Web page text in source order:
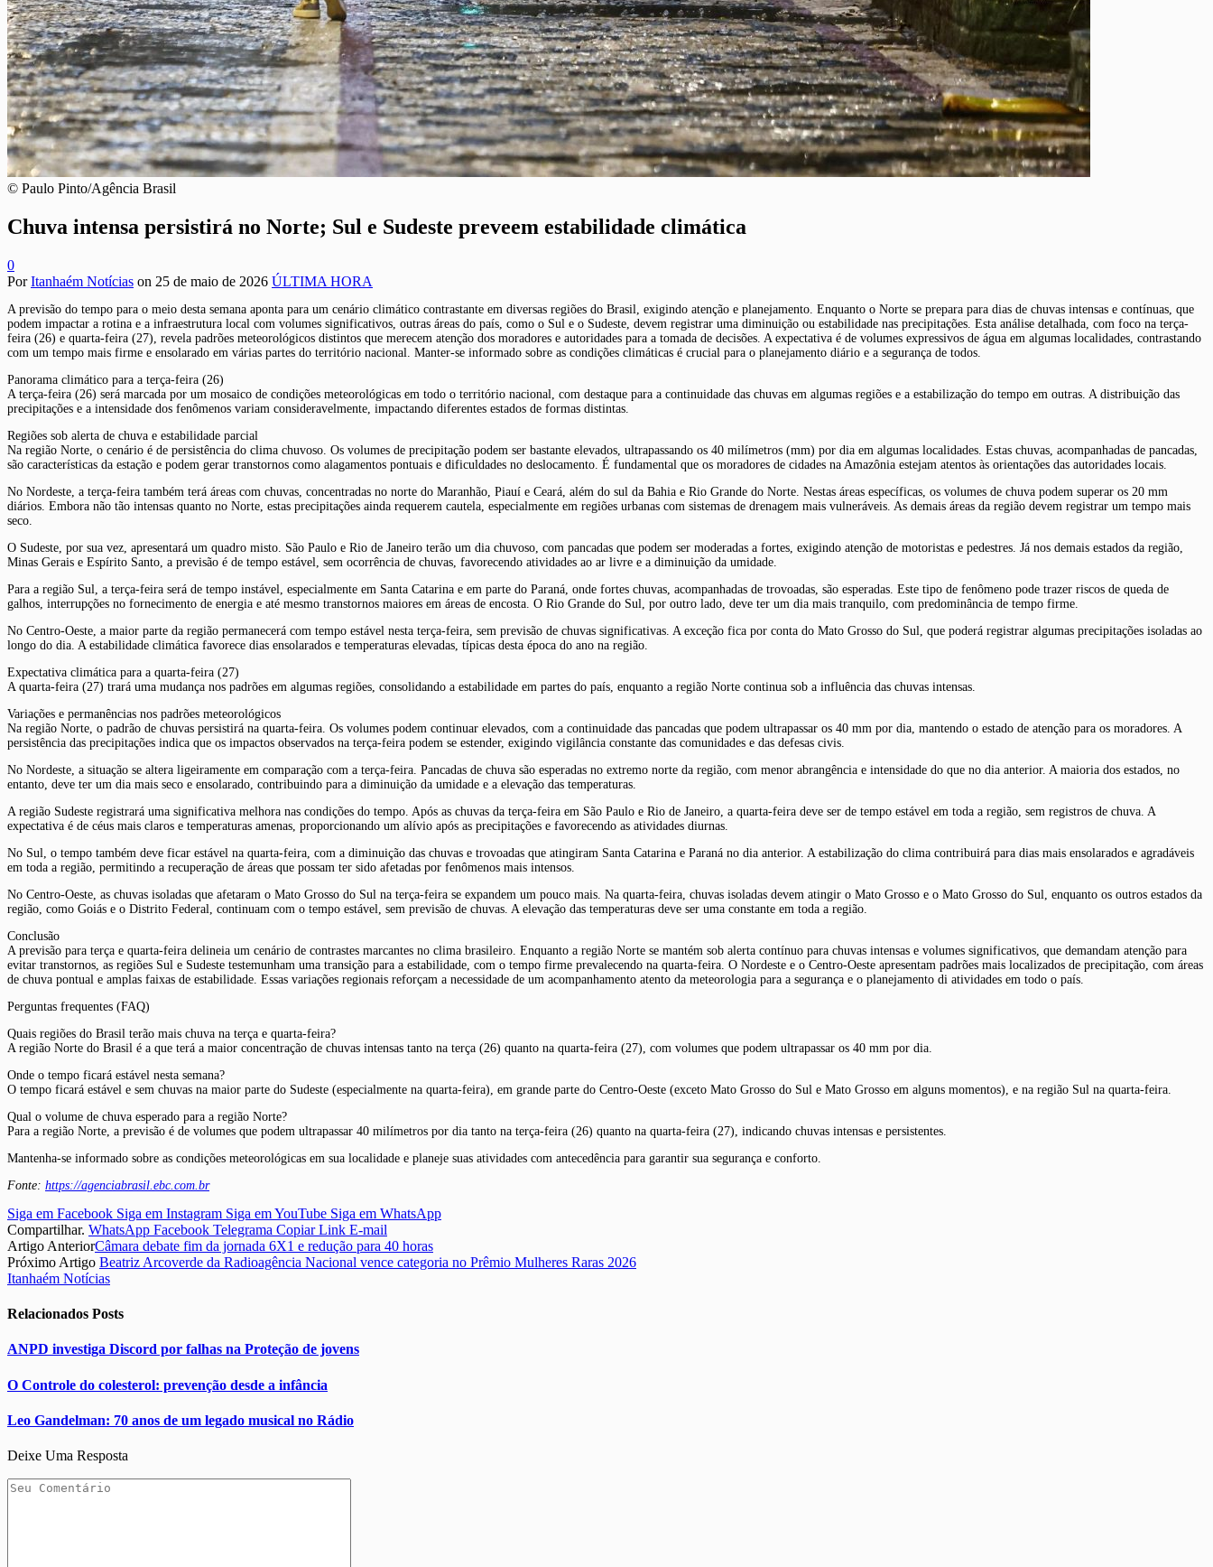
© Paulo Pinto/Agência Brasil
Chuva intensa persistirá no Norte; Sul e Sudeste preveem estabilidade climática
0
PorItanhaém Notícias on 25 de maio de 2026 ÚLTIMA HORA
A previsão do tempo para o meio desta semana aponta para um cenário climático contrastante em diversas regiões do Brasil, exigindo atenção e planejamento. Enquanto o Norte se prepara para dias de chuvas intensas e contínuas, que
podem impactar a rotina e a infraestrutura local com volumes significativos, outras áreas do país, como o Sul e o Sudeste, devem registrar uma diminuição ou estabilidade nas precipitações. Esta análise detalhada, com foco na terça-
feira (26) e quarta-feira (27), revela padrões meteorológicos distintos que merecem atenção dos moradores e autoridades para a tomada de decisões. A expectativa é de volumes expressivos de água em algumas localidades, contrastando
com um tempo mais firme e ensolarado em várias partes do território nacional. Manter-se informado sobre as condições climáticas é crucial para o planejamento diário e a segurança de todos.
Panorama climático para a terça-feira (26)
A terça-feira (26) será marcada por um mosaico de condições meteorológicas em todo o território nacional, com destaque para a continuidade das chuvas em algumas regiões e a estabilização do tempo em outras. A distribuição das
precipitações e a intensidade dos fenômenos variam consideravelmente, impactando diferentes estados de formas distintas.
Regiões sob alerta de chuva e estabilidade parcial
Na região Norte, o cenário é de persistência do clima chuvoso. Os volumes de precipitação podem ser bastante elevados, ultrapassando os 40 milímetros (mm) por dia em algumas localidades. Estas chuvas, acompanhadas de pancadas,
são características da estação e podem gerar transtornos como alagamentos pontuais e dificuldades no deslocamento. É fundamental que os moradores de cidades na Amazônia estejam atentos às orientações das autoridades locais.
No Nordeste, a terça-feira também terá áreas com chuvas, concentradas no norte do Maranhão, Piauí e Ceará, além do sul da Bahia e Rio Grande do Norte. Nestas áreas específicas, os volumes de chuva podem superar os 20 mm
diários. Embora não tão intensas quanto no Norte, estas precipitações ainda requerem cautela, especialmente em regiões urbanas com sistemas de drenagem mais vulneráveis. As demais áreas da região devem registrar um tempo mais
seco.
O Sudeste, por sua vez, apresentará um quadro misto. São Paulo e Rio de Janeiro terão um dia chuvoso, com pancadas que podem ser moderadas a fortes, exigindo atenção de motoristas e pedestres. Já nos demais estados da região,
Minas Gerais e Espírito Santo, a previsão é de tempo estável, sem ocorrência de chuvas, favorecendo atividades ao ar livre e a diminuição da umidade.
Para a região Sul, a terça-feira será de tempo instável, especialmente em Santa Catarina e em parte do Paraná, onde fortes chuvas, acompanhadas de trovoadas, são esperadas. Este tipo de fenômeno pode trazer riscos de queda de
galhos, interrupções no fornecimento de energia e até mesmo transtornos maiores em áreas de encosta. O Rio Grande do Sul, por outro lado, deve ter um dia mais tranquilo, com predominância de tempo firme.
No Centro-Oeste, a maior parte da região permanecerá com tempo estável nesta terça-feira, sem previsão de chuvas significativas. A exceção fica por conta do Mato Grosso do Sul, que poderá registrar algumas precipitações isoladas ao
longo do dia. A estabilidade climática favorece dias ensolarados e temperaturas elevadas, típicas desta época do ano na região.
Expectativa climática para a quarta-feira (27)
A quarta-feira (27) trará uma mudança nos padrões em algumas regiões, consolidando a estabilidade em partes do país, enquanto a região Norte continua sob a influência das chuvas intensas.
Variações e permanências nos padrões meteorológicos
Na região Norte, o padrão de chuvas persistirá na quarta-feira. Os volumes podem continuar elevados, com a continuidade das pancadas que podem ultrapassar os 40 mm por dia, mantendo o estado de atenção para os moradores. A
persistência das precipitações indica que os impactos observados na terça-feira podem se estender, exigindo vigilância constante das comunidades e das defesas civis.
No Nordeste, a situação se altera ligeiramente em comparação com a terça-feira. Pancadas de chuva são esperadas no extremo norte da região, com menor abrangência e intensidade do que no dia anterior. A maioria dos estados, no
entanto, deve ter um dia mais seco e ensolarado, contribuindo para a diminuição da umidade e a elevação das temperaturas.
A região Sudeste registrará uma significativa melhora nas condições do tempo. Após as chuvas da terça-feira em São Paulo e Rio de Janeiro, a quarta-feira deve ser de tempo estável em toda a região, sem registros de chuva. A
expectativa é de céus mais claros e temperaturas amenas, proporcionando um alívio após as precipitações e favorecendo as atividades diurnas.
No Sul, o tempo também deve ficar estável na quarta-feira, com a diminuição das chuvas e trovoadas que atingiram Santa Catarina e Paraná no dia anterior. A estabilização do clima contribuirá para dias mais ensolarados e agradáveis
em toda a região, permitindo a recuperação de áreas que possam ter sido afetadas por fenômenos mais intensos.
No Centro-Oeste, as chuvas isoladas que afetaram o Mato Grosso do Sul na terça-feira se expandem um pouco mais. Na quarta-feira, chuvas isoladas devem atingir o Mato Grosso e o Mato Grosso do Sul, enquanto os outros estados da
região, como Goiás e o Distrito Federal, continuam com o tempo estável, sem previsão de chuvas. A elevação das temperaturas deve ser uma constante em toda a região.
Conclusão
A previsão para terça e quarta-feira delineia um cenário de contrastes marcantes no clima brasileiro. Enquanto a região Norte se mantém sob alerta contínuo para chuvas intensas e volumes significativos, que demandam atenção para
evitar transtornos, as regiões Sul e Sudeste testemunham uma transição para a estabilidade, com o tempo firme prevalecendo na quarta-feira. O Nordeste e o Centro-Oeste apresentam padrões mais localizados de precipitação, com áreas
de chuva pontual e amplas faixas de estabilidade. Essas variações regionais reforçam a necessidade de um acompanhamento atento da meteorologia para a segurança e o planejamento di atividades em todo o país.
Perguntas frequentes (FAQ)
Quais regiões do Brasil terão mais chuva na terça e quarta-feira?
A região Norte do Brasil é a que terá a maior concentração de chuvas intensas tanto na terça (26) quanto na quarta-feira (27), com volumes que podem ultrapassar os 40 mm por dia.
Onde o tempo ficará estável nesta semana?
O tempo ficará estável e sem chuvas na maior parte do Sudeste (especialmente na quarta-feira), em grande parte do Centro-Oeste (exceto Mato Grosso do Sul e Mato Grosso em alguns momentos), e na região Sul na quarta-feira.
Qual o volume de chuva esperado para a região Norte?
Para a região Norte, a previsão é de volumes que podem ultrapassar 40 milímetros por dia tanto na terça-feira (26) quanto na quarta-feira (27), indicando chuvas intensas e persistentes.
Mantenha-se informado sobre as condições meteorológicas em sua localidade e planeje suas atividades com antecedência para garantir sua segurança e conforto.
Fonte: https://agenciabrasil.ebc.com.br
Siga em Facebook Siga em Instagram Siga em YouTube Siga em WhatsApp
Compartilhar. WhatsApp Facebook Telegrama Copiar Link E-mail
Artigo AnteriorCâmara debate fim da jornada 6X1 e redução para 40 horas
Próximo Artigo Beatriz Arcoverde da Radioagência Nacional vence categoria no Prêmio Mulheres Raras 2026
Itanhaém Notícias
Relacionados Posts
ANPD investiga Discord por falhas na Proteção de jovens
O Controle do colesterol: prevenção desde a infância
Leo Gandelman: 70 anos de um legado musical no Rádio
Deixe Uma Resposta